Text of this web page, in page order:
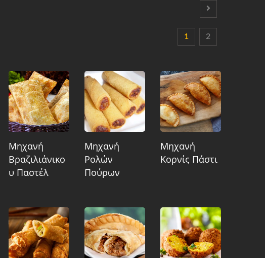
1 2
Μηχανή
Βραζιλιάνικο
Υ Παστέλ
Μηχανή
Ρολών
Πούρων
Μηχανή
Κορνίς Πάστι